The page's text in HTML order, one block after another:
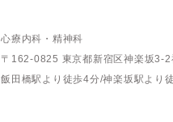
心療内科・精神科
〒162-0825 東京都新宿区神楽坂3-
飯田橋駅より徒歩4分/神楽坂駅より